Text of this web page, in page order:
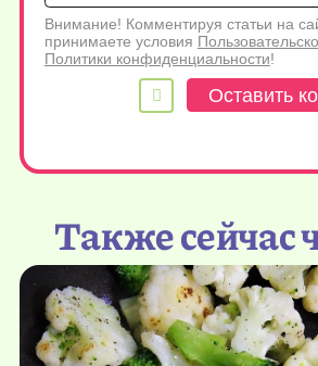
Внимание! Комментируя статьи на
принимаете условия
Политики конфиденциальности!
Также сейчас